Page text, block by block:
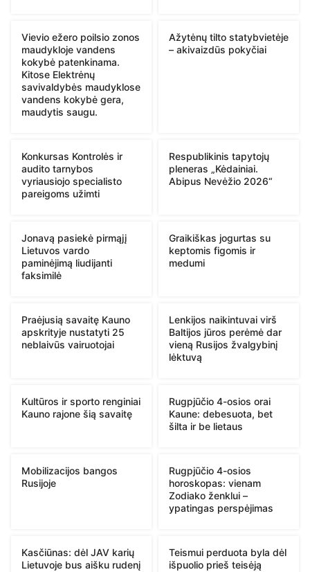
Vievio ežero poilsio zonos
maudykloje vandens
kokybė patenkinama.
Kitose Elektrėnų
savivaldybės maudyklose
vandens kokybė gera,
maudytis saugu.
Ažytėnų tilto statybvietėje
– akivaizdūs pokyčiai
Konkursas Kontrolės ir
audito tarnybos
vyriausiojo specialisto
pareigoms užimti
Respublikinis tapytojų
pleneras „Kėdainiai.
Abipus Nevėžio 2026“
Jonavą pasiekė pirmąjį
Lietuvos vardo
paminėjimą liudijanti
faksimilė
Graikiškas jogurtas su
keptomis figomis ir
medumi
Praėjusią savaitę Kauno
apskrityje nustatyti 25
neblaivūs vairuotojai
Lenkijos naikintuvai virš
Baltijos jūros perėmė dar
vieną Rusijos žvalgybinį
lėktuvą
Kultūros ir sporto renginiai
Kauno rajone šią savaitę
Rugpjūčio 4-osios orai
Kaune: debesuota, bet
šilta ir be lietaus
Mobilizacijos bangos
Rusijoje
Rugpjūčio 4-osios
horoskopas: vienam
Zodiako ženklui –
ypatingas perspėjimas
Kasčiūnas: dėl JAV karių
Lietuvoje bus aišku rudenį
Teismui perduota byla dėl
išpuolio prieš teisėją